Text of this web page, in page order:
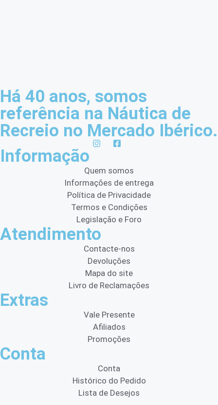
Há 40 anos, somos
referência na Náutica de
Recreio no Mercado Ibérico.
Informação
Quem somos
Informações de entrega
Política de Privacidade
Termos e Condições
Legislação e Foro
Atendimento
Contacte-nos
Devoluções
Mapa do site
Livro de Reclamações
Extras
Vale Presente
Afiliados
Promoções
Conta
Conta
Histórico do Pedido
Lista de Desejos